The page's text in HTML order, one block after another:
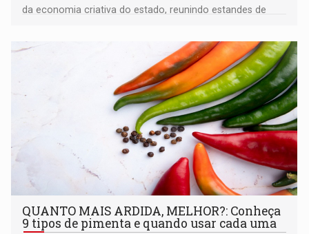
da economia criativa do estado, reunindo estandes de
QUANTO MAIS ARDIDA, MELHOR?: Conheça
9 tipos de pimenta e quando usar cada uma